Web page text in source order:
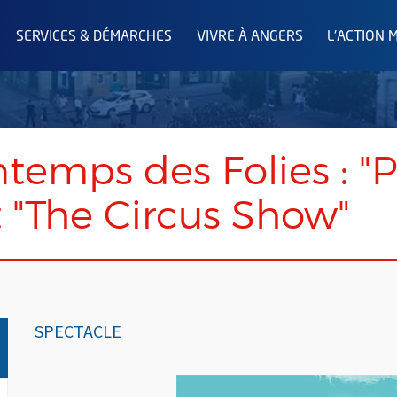
SERVICES & DÉMARCHES VIVRE À ANGERS L'ACTION
des Folies :
Circus Show"
SPECTACLE